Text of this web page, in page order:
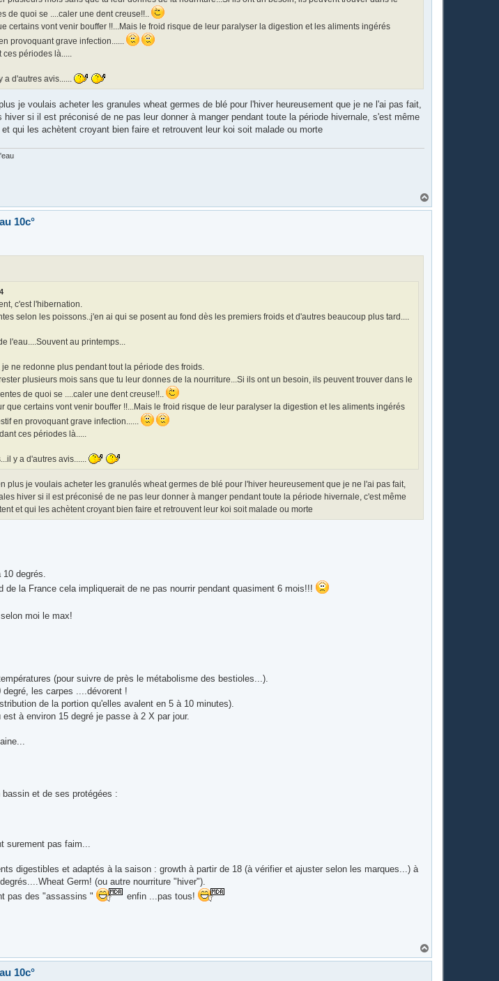
de quoi se ....caler une dent creuse!!..
certains vont venir bouffer !!...Mais le froid risque de leur paralyser la digestion et les aliments ingérés
provoquant grave infection......
périodes là.....
a d'autres avis......
je voulais acheter les granules wheat germes de blé pour l'hiver heureusement que je ne l'ai pas fait,
si il est préconisé de ne pas leur donner à manger pendant toute la période hivernale, s'est même
qui les achètent croyant bien faire et retrouvent leur koi soit malade ou morte
a
10c°
c'est l'hibernation.
selon les poissons..j'en ai qui se posent au fond dès les premiers froids et d'autres beaucoup plus tard....
l'eau....Souvent au printemps...
ne redonne plus pendant tout la période des froids.
plusieurs mois sans que tu leur donnes de la nourriture...Si ils ont un besoin, ils peuvent trouver dans le
de quoi se ....caler une dent creuse!!..
que certains vont venir bouffer !!...Mais le froid risque de leur paralyser la digestion et les aliments ingérés
en provoquant grave infection......
ces périodes là.....
y a d'autres avis......
plus je voulais acheter les granulés wheat germes de blé pour l'hiver heureusement que je ne l'ai pas fait,
hiver si il est préconisé de ne pas leur donner à manger pendant toute la période hivernale, c'est même
et qui les achètent croyant bien faire et retrouvent leur koi soit malade ou morte
10 degrés.
de la France cela impliquerait de ne pas nourrir pendant quasiment 6 mois!!!
moi le max!
(pour suivre de près le métabolisme des bestioles...).
les carpes ....dévorent !
de la portion qu'elles avalent en 5 à 10 minutes).
à environ 15 degré je passe à 2 X par jour.
et de ses protégées :
surement pas faim...
digestibles et adaptés à la saison : growth à partir de 18 (à vérifier et ajuster selon les marques...) à
Germ! (ou autre nourriture "hiver").
pas des "assassins "
enfin ...pas tous!
a
10c°